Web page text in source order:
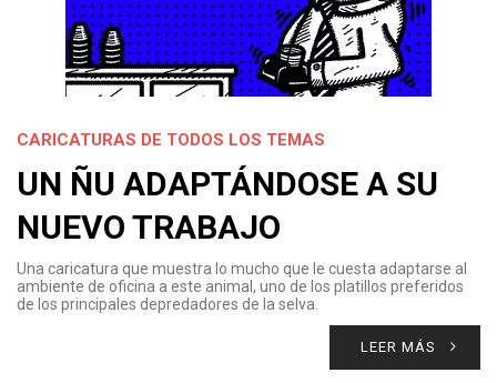
CARICATURAS DE TODOS LOS TEMAS
UN ÑU ADAPTÁNDOSE A SU
NUEVO TRABAJO
Una caricatura que muestra lo mucho que le cuesta adaptarse al
ambiente de oficina a este animal, uno de los platillos preferidos
de los principales depredadores de la selva.
LEER MÁS